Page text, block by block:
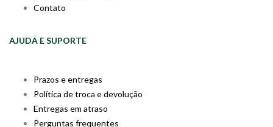
Contato
AJUDA E SUPORTE
Prazos e entregas
Política de troca e devolução
Entregas em atraso
Perguntas frequentes